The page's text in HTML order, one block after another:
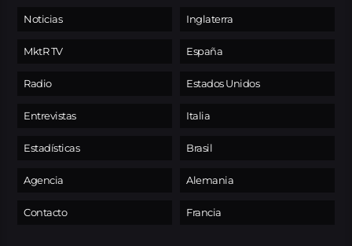
Noticias
MktR TV
Radio
Entrevistas
Estadísticas
Agencia
Contacto
Inglaterra
España
Estados Unidos
Italia
Brasil
Alemania
Francia